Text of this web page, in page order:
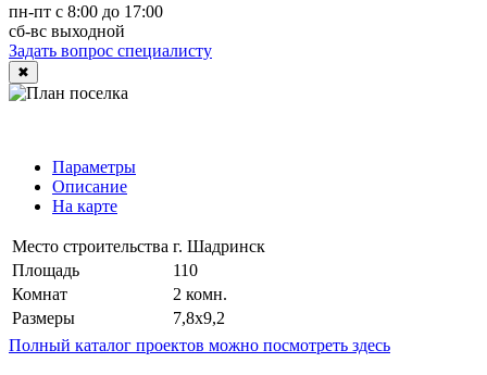
пн-пт с 8:00 до 17:00
сб-вс выходной
Задать вопрос специалисту
✖
Параметры
Описание
На карте
Место строительства г. Шадринск
Площадь
110
Комнат
2 комн.
Размеры
7,8x9,2
Полный каталог проектов можно посмотреть здесь